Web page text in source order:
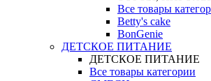
Все товары
Betty's cake
BonGenie
ДЕТСКОЕ ПИТАНИЕ
ДЕТСКОЕ ПИТАНИЕ
Все товары категории